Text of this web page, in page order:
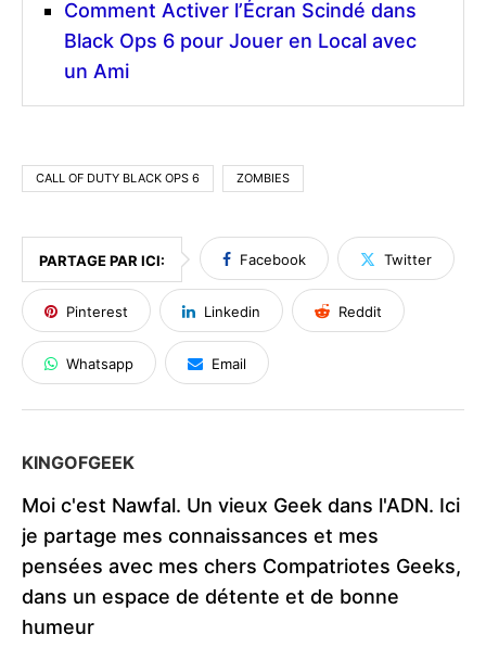
Comment Activer l’Écran Scindé dans
Black Ops 6 pour Jouer en Local avec
un Ami
CALL OF DUTY BLACK OPS 6 ZOMBIES
PARTAGE PAR ICI: Facebook Twitter
Pinterest Linkedin Reddit
Whatsapp Email
KINGOFGEEK
Moi c'est Nawfal. Un vieux Geek dans l'ADN. Ici
je partage mes connaissances et mes
pensées avec mes chers Compatriotes Geeks,
dans un espace de détente et de bonne
humeur